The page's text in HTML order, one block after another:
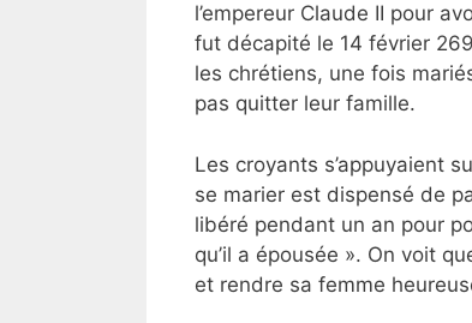
l’empereur Claude II pour
fut décapité le 14 février
les chrétiens, une fois
pas quitter leur famille.
Les croyants s’appuyaient
se marier est dispensé de
libéré pendant un an pour
qu’il a épousée ». On voit
et rendre sa femme